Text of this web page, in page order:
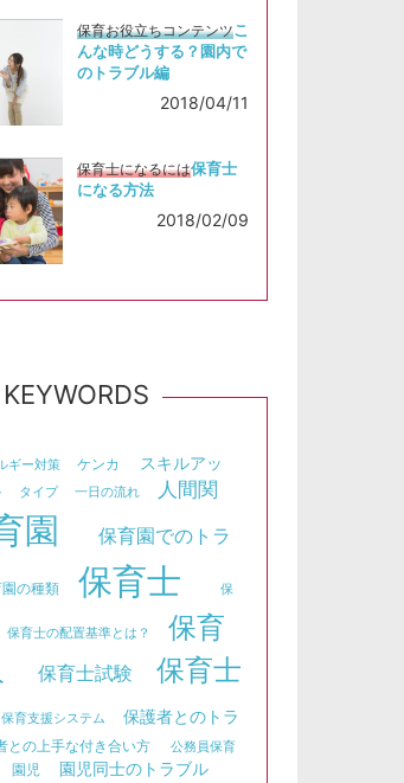
保育お役立ちコンテンツこ
んな時どうする？園内で
のトラブル編
2018/04/11
保育士になるには保育士
になる方法
2018/02/09
KEYWORDS
ギー対策 ケンカ
スキルアッ
タイプ 一日の流れ
人間関
園 保育園でのトラ
の種類 保育士 保
保育士の配置基準とは？
保育
保育士試験
保育士
保育支援システム
保護者とのトラ
との上手な付き合い方
公務員保育
園児 園児同士のトラブル